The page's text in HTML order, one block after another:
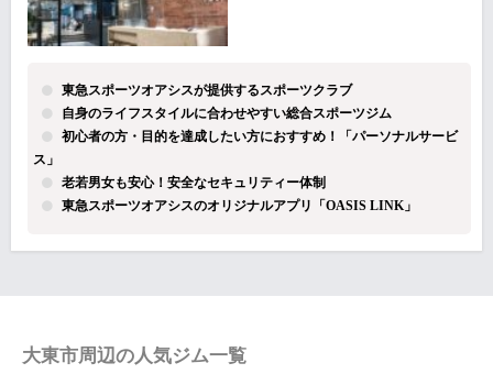
東急スポーツオアシスが提供するスポーツクラブ
自身のライフスタイルに合わせやすい総合スポーツジム
初心者の方・目的を達成したい方におすすめ！「パーソナルサービ
ス」
老若男女も安心！安全なセキュリティー体制
東急スポーツオアシスのオリジナルアプリ「OASIS LINK」
大東市周辺の人気ジム一覧